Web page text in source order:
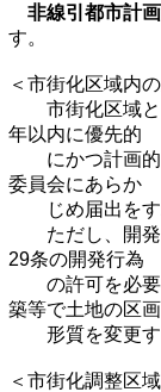
非線引都市計
す。
＜市街化区域内
市街化区域と
年以内に優先的
にかつ計画的
委員会にあらか
じめ届出をす
ただし、開発
29条の開発行為
の許可を必要
築等で土地の区画
形質を変更す
＜市街化調整区